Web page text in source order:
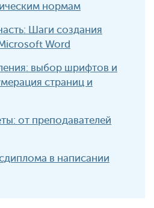
нормам
Шаги создания
Word
выбор шрифтов и
страниц и
от преподавателей
в написании